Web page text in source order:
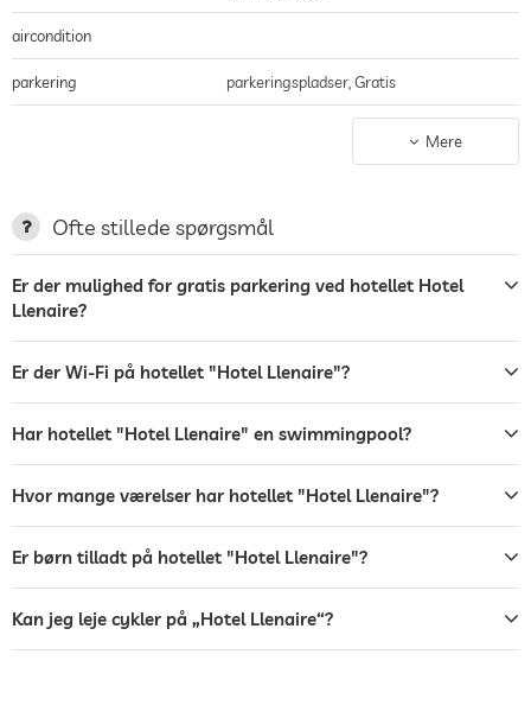
aircondition
parkering parkeringspladser, Gratis
Have/Udendørs
bar
reception 24 timers reception
pengeskab
shuttle til lufthavnen
shuttle til attraktioner mod et gebyr
Mere
Ofte stillede spørgsmål
Er der mulighed for gratis parkering ved hotellet Hotel
Llenaire?
Er der Wi-Fi på hotellet "Hotel Llenaire"?
Har hotellet "Hotel Llenaire" en swimmingpool?
Hvor mange værelser har hotellet "Hotel Llenaire"?
Er børn tilladt på hotellet "Hotel Llenaire"?
Kan jeg leje cykler på „Hotel Llenaire“?